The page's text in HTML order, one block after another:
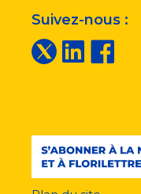
Suivez-nous :